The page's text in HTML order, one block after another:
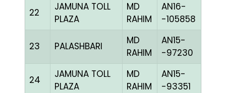
22
JAMUNA TOLL
PLAZA
MD
RAHIM
AN16-
-105858
23 PALASHBARI
MD
RAHIM
AN15-
-97230
24
JAMUNA TOLL
PLAZA
MD
RAHIM
AN15-
-93351